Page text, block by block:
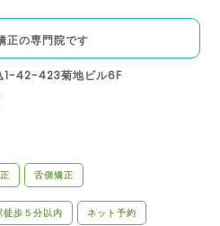
正の専門院です
1-42-423菊地ビル6F
舌側矯正
徒歩５分以内 ネット予約